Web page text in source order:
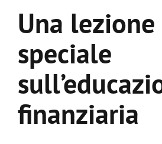
Una lezione
speciale
finanziaria